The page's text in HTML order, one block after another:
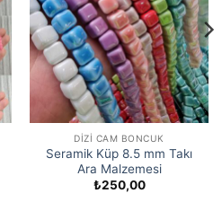
DIZI CAM BONCUK
Seramik Küp 8.5 mm Takı
Ara Malzemesi
₺250,00